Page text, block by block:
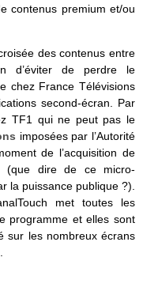
contenus premium et/ou
des contenus entre
d’éviter de perdre le
chez France Télévisions
second-écran. Par
TF1 qui ne peut pas le
imposées par l’Autorité
de l’acquisition de
(que dire de ce micro-
la puissance publique ?).
met toutes les
programme et elles sont
sur les nombreux écrans